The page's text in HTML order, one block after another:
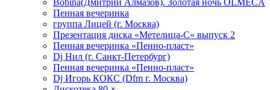
Bobina(Дмитрий Алмазов). Золотая ночь OLMECA
Пенная вечеринка
группа Лицей (г. Москва)
Презентация диска «Метелица-С» выпуск 2
Пенная вечеринка «Пенно-пласт»
Dj Нил (г. Санкт-Петербург)
Пенная вечеринка «Пенно-пласт»
Dj Игорь КОКС (Dfm г. Москва)